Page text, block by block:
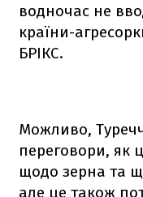
водночас не
країни-
БРІКС.
Можливо,
переговори, як
щодо зерна та
але це також